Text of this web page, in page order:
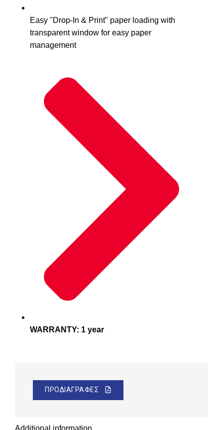
Easy "Drop-In & Print" paper loading with
transparent window for easy paper
management
WARRANTY: 1 year
ΠΡΟΔΙΑΓΡΑΦΕΣ